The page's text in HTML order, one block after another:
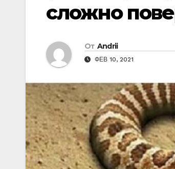
сложно
От Andrii
ФЕВ 10, 2021